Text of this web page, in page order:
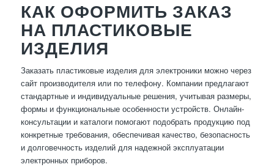
КАК ОФОРМИТЬ ЗАКАЗ
НА ПЛАСТИКОВЫЕ
ИЗДЕЛИЯ
Заказать пластиковые изделия для электроники можно через
сайт производителя или по телефону. Компании предлагают
стандартные и индивидуальные решения, учитывая размеры,
формы и функциональные особенности устройств. Онлайн-
консультации и каталоги помогают подобрать продукцию под
конкретные требования, обеспечивая качество, безопасность
и долговечность изделий для надежной эксплуатации
электронных приборов.